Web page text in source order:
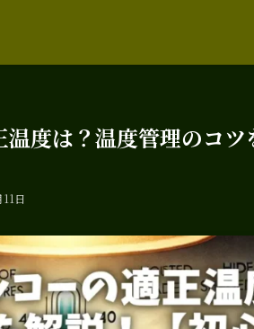
度は？温度管理のコ
日